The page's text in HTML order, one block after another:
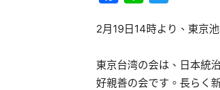
2月19日14時より、東京
東京台湾の会は、日本統
好親善の会です。長らく